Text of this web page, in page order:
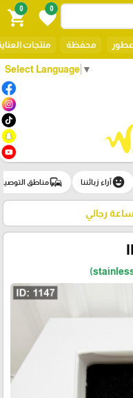
Select Language ▼
0
favorite
0
shopping_cart
عطور محفظة منتجات
emoji_emotionsآراء زبائننا commuteمناطق
ساعة رجالي